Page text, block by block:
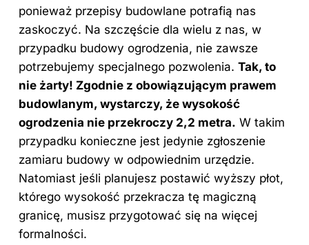
ponieważ przepisy budowlane potrafią nas
zaskoczyć. Na szczęście dla wielu z nas, w
przypadku budowy ogrodzenia, nie zawsze
potrzebujemy specjalnego pozwolenia. Tak, to
nie żarty! Zgodnie z obowiązującym prawem
budowlanym, wystarczy, że wysokość
ogrodzenia nie przekroczy 2,2 metra. W takim
przypadku konieczne jest jedynie zgłoszenie
zamiaru budowy w odpowiednim urzędzie.
Natomiast jeśli planujesz postawić wyższy płot,
którego wysokość przekracza tę magiczną
granicę, musisz przygotować się na więcej
formalności.